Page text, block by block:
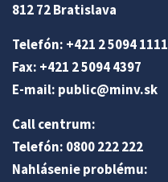
812 72 Bratislava
Telefón: +421 2 5094 1111
Fax: +421 2 5094 4397
E-mail: public@minv.sk
Call centrum:
Telefón: 0800 222 222
Nahlásenie problému: